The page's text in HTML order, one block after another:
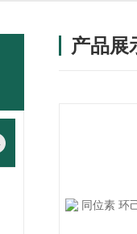
产品展